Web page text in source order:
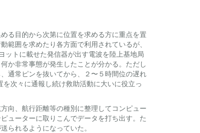
る目的から次第に位置を求める方に重点を置
囲を求めたり各方面で利用されているが、
ットに載せた発信器が出す電波を陸上基地局
か非常事態が発生したことが分かる。ただし
通常ピンを抜いてから、２〜５時間位の遅れ
次々に通報し続け救助活動に大いに役立っ
向、航行距離等の種別に整理してコンピュー
ューターに取りこんでデータを打ち出す。た
られるようになっていた。